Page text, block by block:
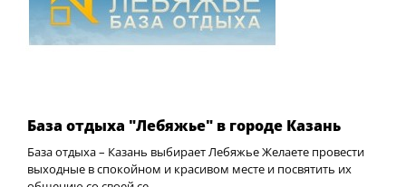
База отдыха "Лебяжье" в городе Казань
База отдыха – Казань выбирает Лебяжье Желаете провести
выходные в спокойном и красивом месте и посвятить их